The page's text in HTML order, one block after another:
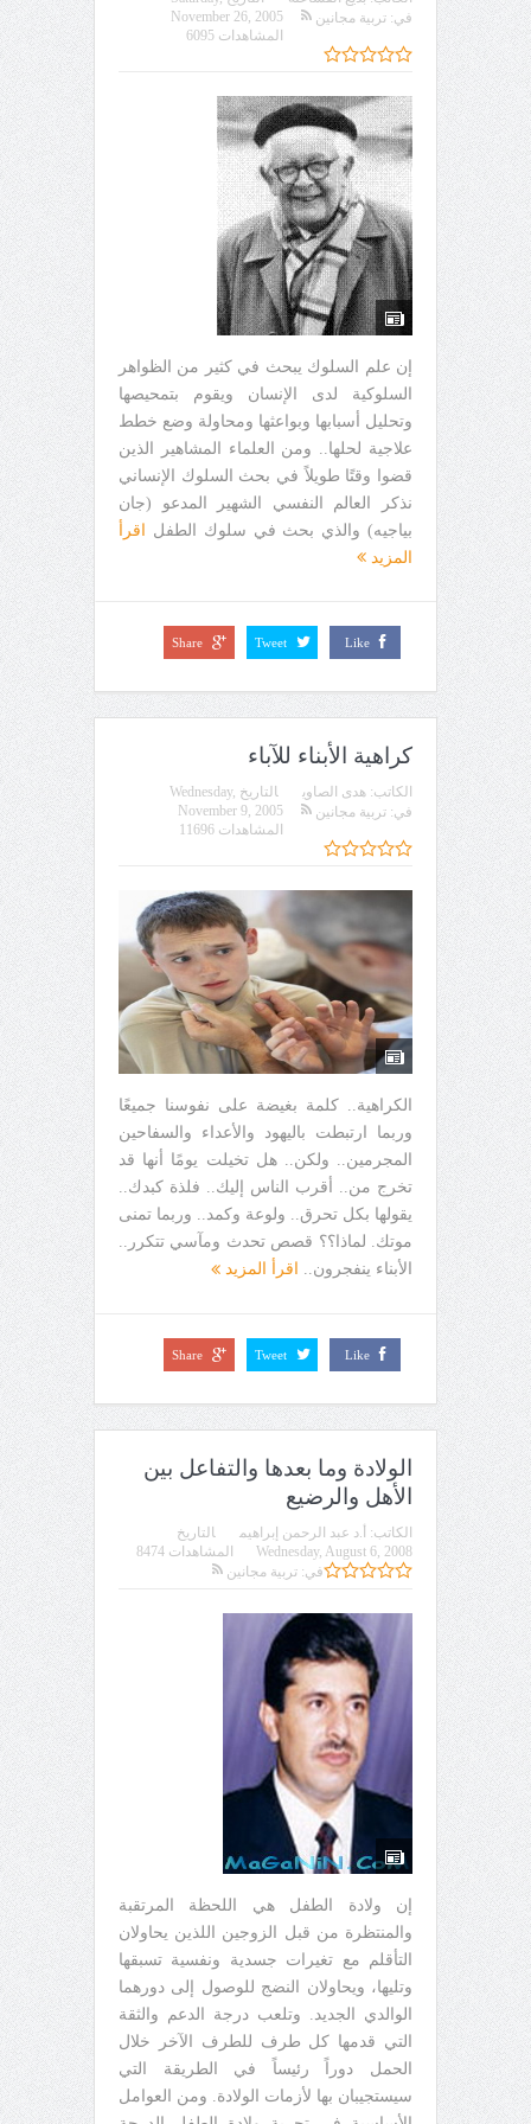
November 26, 2005
في: تربية مجانين
المشاهدات 6095
إن علم السلوك يبحث في كثير من الظواهر
السلوكية لدى الإنسان ويقوم بتمحيصها
وتحليل أسبابها وبواعثها ومحاولة وضع خطط
علاجية لحلها.. ومن العلماء المشاهير الذين
قضوا وقتًا طويلاً في بحث السلوك الإنساني
نذكر العالم النفسي الشهير المدعو (جان
بياجيه) والذي بحث في سلوك الطفل
اقرأ
المزيد
Like
Tweet
Share
كراهية الأبناء للآباء
الكاتب: هدى الصاوي التاريخ Wednesday,
November 9, 2005
في: تربية مجانين
المشاهدات 11696
الكراهية.. كلمة بغيضة على نفوسنا جميعًا
وربما ارتبطت باليهود والأعداء والسفاحين
المجرمين.. ولكن.. هل تخيلت يومًا أنها قد
تخرج من.. أقرب الناس إليك.. فلذة كبدك..
يقولها بكل تحرق.. ولوعة وكمد.. وربما تمنى
موتك. لماذا؟؟ قصص تحدث ومآسي تتكرر..
الأبناء ينفجرون..
اقرأ المزيد
Like
Tweet
Share
الولادة وما بعدها والتفاعل بين
الأهل والرضيع
الكاتب: أ.د عبد الرحمن إبراهيم
التاريخ
Wednesday, August 6, 2008
في: تربية مجانين
المشاهدات 8474
إن ولادة الطفل هي اللحظة المرتقبة
والمنتظرة من قبل الزوجين اللذين يحاولان
التأقلم مع تغيرات جسدية ونفسية تسبقها
وتليها، ويحاولان النضج للوصول إلى دورهما
الوالدي الجديد. وتلعب درجة الدعم والثقة
التي قدمها كل طرف للطرف الآخر خلال
الحمل دوراً رئيساً في الطريقة التي
سيستجيبان بها لأزمات الولادة. ومن العوامل